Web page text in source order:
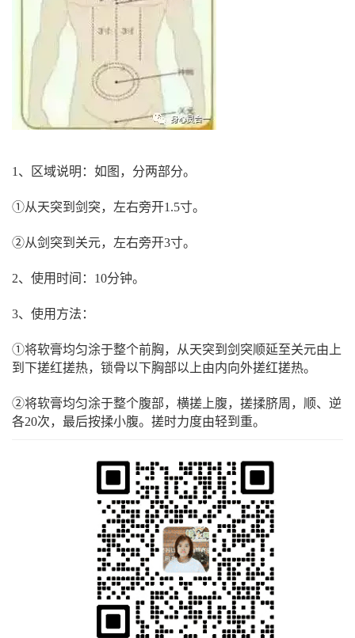
1、区域说明：如图，分两部分。
①从天突到剑突，左右旁开1.5寸。
②从剑突到关元，左右旁开3寸。
2、使用时间：10分钟。
3、使用方法：
①将软膏均匀涂于整个前胸，从天突到剑突顺延至关元由上
到下搓红搓热，锁骨以下胸部以上由内向外搓红搓热。
②将软膏均匀涂于整个腹部，横搓上腹，搓揉脐周，顺、逆
各20次，最后按揉小腹。搓时力度由轻到重。